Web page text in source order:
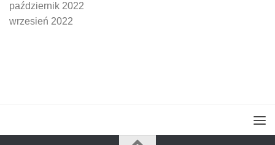
październik 2022
wrzesień 2022